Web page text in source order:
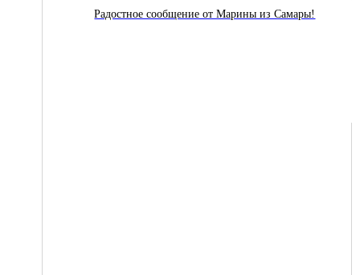
Радостное сообщение от Марины из Самары!